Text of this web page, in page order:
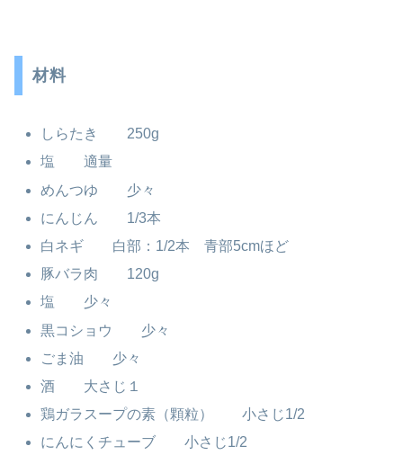
材料
しらたき 250g
塩 適量
めんつゆ 少々
にんじん 1/3本
白ネギ 白部：1/2本 青部5cmほど
豚バラ肉 120g
塩 少々
黒コショウ 少々
ごま油 少々
酒 大さじ１
鶏ガラスープの素（顆粒） 小さじ1/2
にんにくチューブ 小さじ1/2